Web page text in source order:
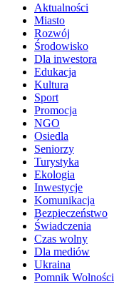
Aktualności
Miasto
Rozwój
Środowisko
Dla inwestora
Edukacja
Kultura
Sport
Promocja
NGO
Osiedla
Seniorzy
Turystyka
Ekologia
Inwestycje
Komunikacja
Bezpieczeństwo
Świadczenia
Czas wolny
Dla mediów
Ukraina
Pomnik Wolności